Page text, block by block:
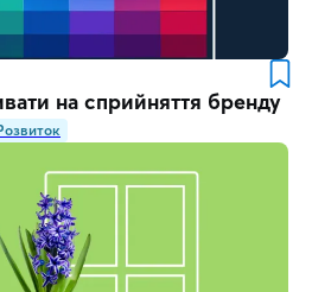
на сприйняття бренду